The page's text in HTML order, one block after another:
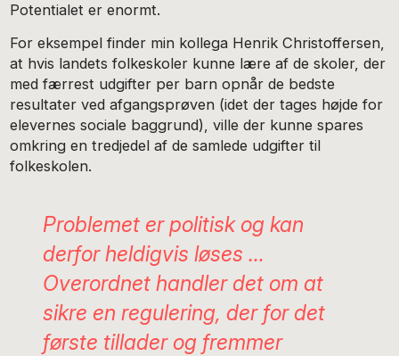
Potentialet er enormt.
For eksempel finder min kollega Henrik Christoffersen,
at hvis landets folkeskoler kunne lære af de skoler, der
med færrest udgifter per barn opnår de bedste
resultater ved afgangsprøven (idet der tages højde for
elevernes sociale baggrund), ville der kunne spares
omkring en tredjedel af de samlede udgifter til
folkeskolen.
Problemet er politisk og kan
derfor heldigvis løses …
Overordnet handler det om at
sikre en regulering, der for det
første tillader og fremmer